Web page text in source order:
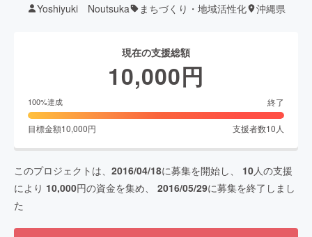
Yoshiyuki Noutsuka まちづくり・地域活性化 沖縄県
現在の支援総額
10,000円
100%達成 終了
目標金額10,000円 支援者数10 人
このプロジェクトは、 2016/04/18に募集を開始し、 10人の支援
により 10,000円の資金を集め、 2016/05/29に募集を終了しまし
た